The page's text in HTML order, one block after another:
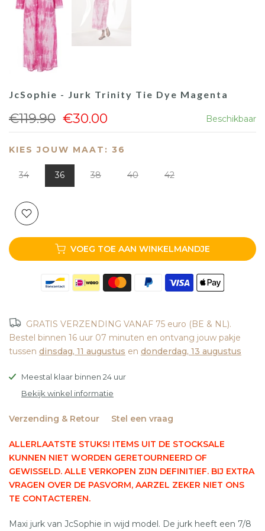
JcSophie - Jurk Trinity Tie Dye Magenta
€119.90 €30.00 Beschikbaar
KIES JOUW MAAT: 36
34 36 38 40 42
VOEG TOE AAN WINKELMANDJE
GRATIS VERZENDING VANAF 75 euro (BE & NL).
Bestel binnen 16 uur 07 minuten en ontvang jouw pakje
tussen dinsdag, 11 augustus en donderdag, 13 augustus
Meestal klaar binnen 24 uur
Bekijk winkel informatie
Verzending & Retour Stel een vraag
ALLERLAATSTE STUKS! ITEMS UIT DE STOCKSALE
KUNNEN NIET WORDEN GERETOURNEERD OF
GEWISSELD. ALLE VERKOPEN ZIJN DEFINITIEF. BIJ EXTRA
VRAGEN OVER DE PASVORM, AARZEL ZEKER NIET ONS
TE CONTACTEREN.
Maxi jurk van JcSophie in wijd model. De jurk heeft een 7/8